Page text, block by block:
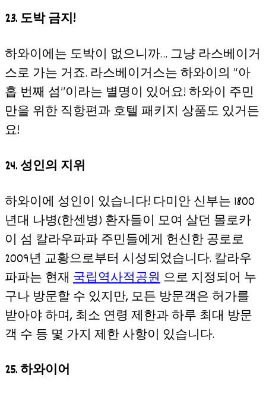
23. 도박 금지!
하와이에는 도박이 없으니까… 그냥 라스베이거
스로 가는 거죠. 라스베이거스는 하와이의 “아
홉 번째 섬”이라는 별명이 있어요! 하와이 주민
만을 위한 직항편과 호텔 패키지 상품도 있거든
요!
24. 성인의 지위
하와이에 성인이 있습니다! 다미안 신부는 1800
년대 나병(한센병) 환자들이 모여 살던 몰로카
이 섬 칼라우파파 주민들에게 헌신한 공로로
2009년 교황으로부터 시성되었습니다. 칼라우
파파는 현재 국립역사적공원 으로 지정되어 누
구나 방문할 수 있지만, 모든 방문객은 허가를
받아야 하며, 최소 연령 제한과 하루 최대 방문
객 수 등 몇 가지 제한 사항이 있습니다.
25. 하와이어